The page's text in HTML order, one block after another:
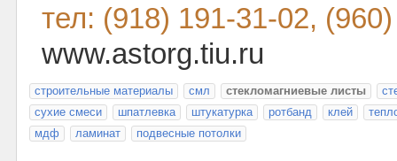
тел: (918) 191-31-02,
www.astorg.tiu.ru
строительные материалы смл стекломагниевые листы
сухие смеси
шпатлевка штукатурка ротбанд клей
мдф
ламинат подвесные потолки